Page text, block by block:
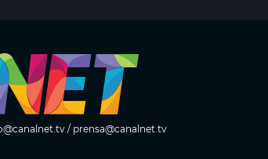
/ prensa@canalnet.tv